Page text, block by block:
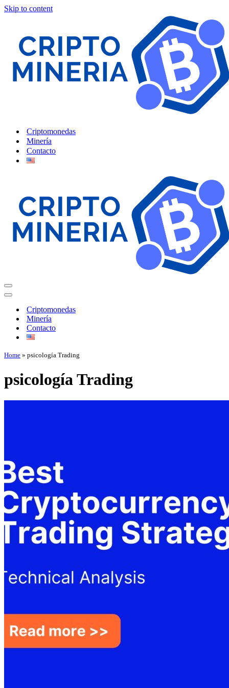
Skip to content
Criptomonedas
Minería
Contacto
Criptomonedas
Minería
Contacto
Home » psicología Trading
psicología Trading